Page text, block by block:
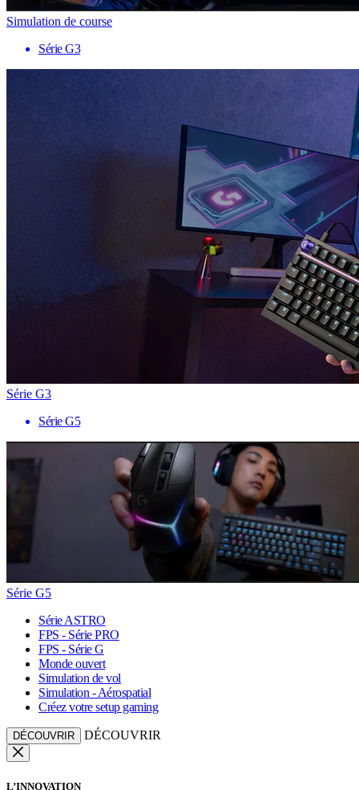
Simulation de course
Série G3
Série G3
Série G5
Série G5
Série ASTRO
FPS - Série PRO
FPS - Série G
Monde ouvert
Simulation de vol
Simulation - Aérospatial
Créez votre setup gaming
DÉCOUVRIR DÉCOUVRIR
L’INNOVATION